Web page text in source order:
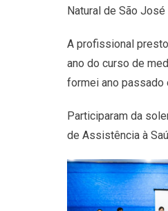
Natural de São
A profissional
ano do curso de
formei ano passado
Participaram da
de Assistência à